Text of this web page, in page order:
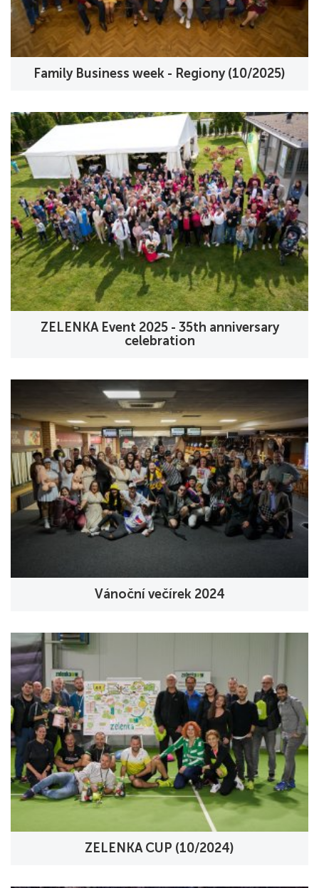
Family Business week - Regiony (10/2025)
ZELENKA Event 2025 - 35th anniversary
celebration
Vánoční večírek 2024
ZELENKA CUP (10/2024)